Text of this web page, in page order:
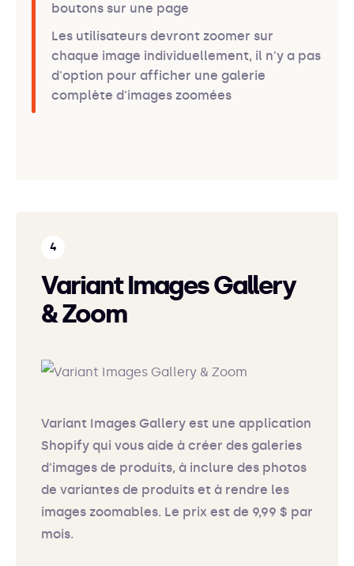
boutons sur une page
Les utilisateurs devront zoomer sur
chaque image individuellement, il n'y a pas
d'option pour afficher une galerie
complète d'images zoomées
Variant Images Gallery
& Zoom
Variant Images Gallery est une application
Shopify qui vous aide à créer des galeries
d'images de produits, à inclure des photos
de variantes de produits et à rendre les
images zoomables. Le prix est de 9,99 $ par
mois.